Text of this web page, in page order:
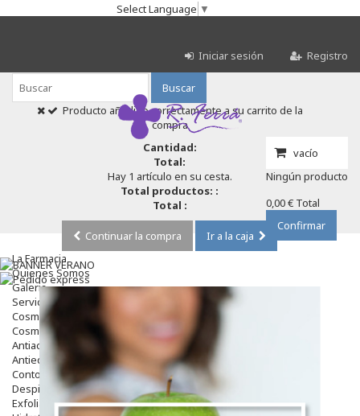
Select Language ▼
Iniciar sesión Registro
Buscar
vacío
Ningún producto
0,00 € Total
Confirmar
Producto añadido correctamente a su carrito de la
compra
Cantidad:
Total:
Hay 1 artículo en su cesta.
Total productos: :
Total :
Continuar la compra
Ir a la caja
La Farmacia
Quienes Somos
Galeria
Servicios
Cosmética
Cosmética Facial
Antiacné
Antiedad
Contorno De Ojos
Despigmentantes
Exfoliantes